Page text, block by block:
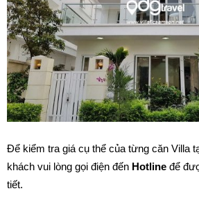
Để kiểm tra giá cụ thể của từng căn Villa
khách vui lòng gọi điện đến Hotline để
tiết.